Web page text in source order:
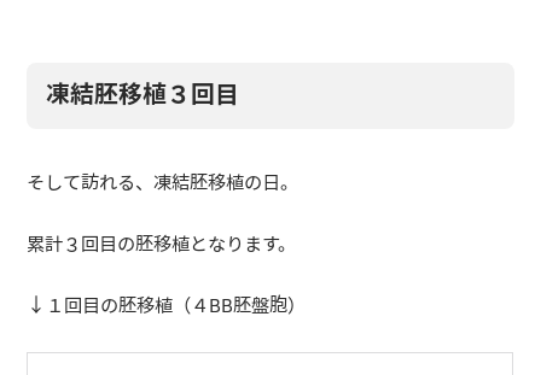
凍結胚移植３回目
そして訪れる、凍結胚移植の日。
累計３回目の胚移植となります。
↓１回目の胚移植（４BB胚盤胞）